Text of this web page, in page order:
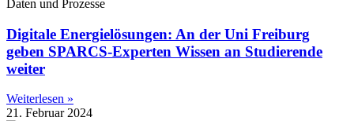
Daten und Prozesse
Digitale Energielösungen: An der Uni Freiburg
geben SPARCS-Experten Wissen an Studierende
weiter
Weiterlesen »
21. Februar 2024